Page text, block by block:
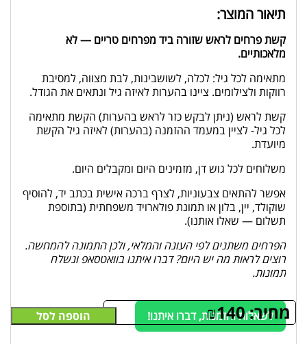
תיאור המוצר:
קשת פרחים לראש שזורה ביד מפרחים טריים — לא
מלאכותיים.
מתאימה לכל גיל: לכלה, לשושבינות, לבת מצווה, למסיבת
רווקות ולצילומים. ציינו בהערות לאיזה גיל ונתאים את הגודל.
קשת לראש (ניתן לבקש כזר לראש בהערות) הקשת מתאימה
לכל גיל- לציין במעמד ההזמנה (בהערות) לאיזה גיל הקשת
מיועדת.
משלוחים לכל גוש דן, מזמינים היום ומקבלים היום.
אפשר להתאים צבעוניות, לצרף ברכה אישית בכתב יד, להוסיף
שוקולד, יין, בלון או תמונת פולארויד משפחתית (בתוספת
תשלום — שאלו אותנו).
הפרחים משתנים לפי העונה והמלאי, ולכן התמונה להמחשה.
רוצים לראות מה יש היום? דברו איתנו בוואטסאפ ונשלח
תמונות.
מחיר: ₪140 הוספה לסל לשאלות והזמנות, דברו איתנו!